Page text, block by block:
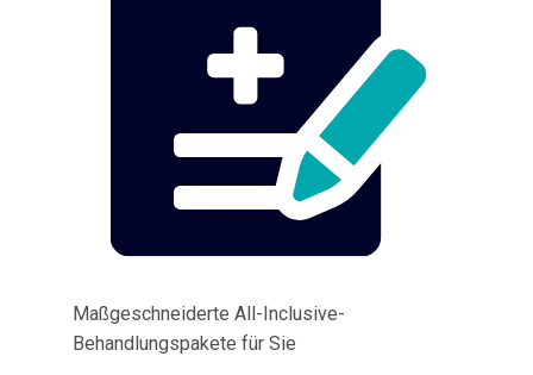
Maßgeschneiderte All-Inclusive-
Behandlungspakete für Sie